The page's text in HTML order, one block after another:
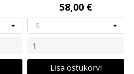
58,00 €
Lisa ostukorvi